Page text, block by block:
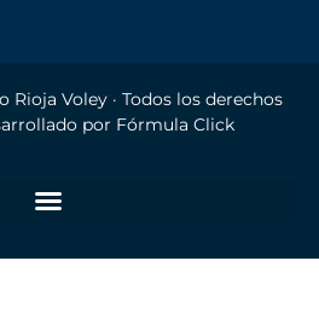
Rioja Voley· Todos los derechos
por Fórmula Click